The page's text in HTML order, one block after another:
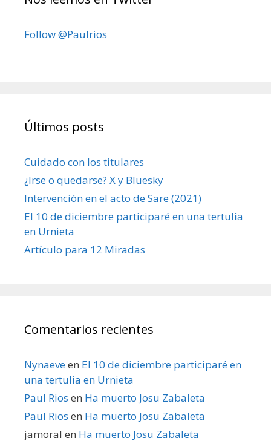
Follow @Paulrios
Últimos posts
Cuidado con los titulares
¿Irse o quedarse? X y Bluesky
Intervención en el acto de Sare (2021)
El 10 de diciembre participaré en una tertulia
en Urnieta
Artículo para 12 Miradas
Comentarios recientes
Nynaeveen El 10 de diciembre participaré en
una tertulia en Urnieta
Paul Rios en Ha muerto Josu Zabaleta
Paul Rios en Ha muerto Josu Zabaleta
jamoral en Ha muerto Josu Zabaleta